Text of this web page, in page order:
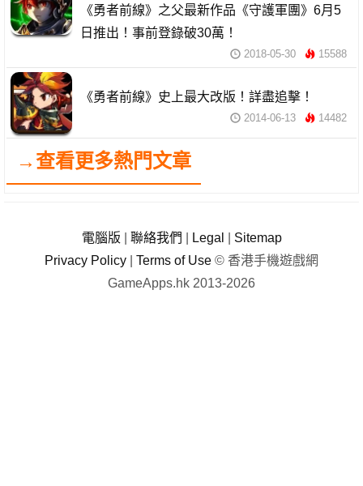
《勇者前線》之父最新作品《守護軍團》6月5
日推出！事前登錄破30萬！
2018-05-30 15588
《勇者前線》史上最大改版！詳盡追擊！
2014-06-13 14482
→查看更多熱門文章
電腦版 聯絡我們 Legal
Sitemap
Privacy Policy
Terms of Use © 香港手機遊戲網
GameApps.hk 2013-2026